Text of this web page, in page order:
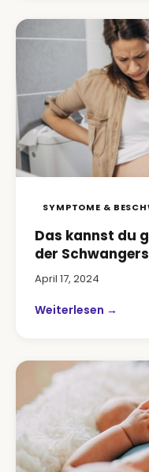
SYMPTOME &
Das kannst du
der
April 17, 2024
Weiterlesen →